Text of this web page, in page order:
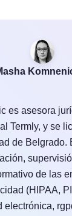
es asesora
Termly, y se
de Belgrado.
de las
(HIPAA,
electrónica,